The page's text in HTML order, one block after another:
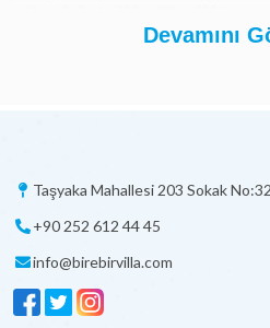
Bu aylarda havalar ısınmaya
bisiklet gezileri gibi aktiviteler için
sağlanır.
Haziran, temmuz ve ağustos ayları
sıcaklıklar yükselir, deniz suyu
Devamını
Taşyaka Mahallesi 203 Sokak
+90 252 612 44 45
info@birebirvilla.com